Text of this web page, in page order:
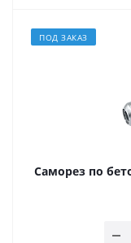
ПОД ЗАКАЗ
Саморез по